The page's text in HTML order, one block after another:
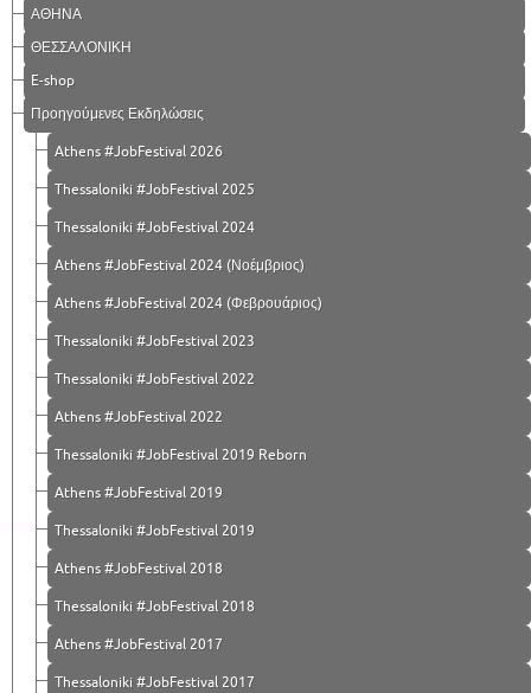
ΑΘΗΝΑ
ΘΕΣΣΑΛΟΝΙΚΗ
E-shop
Προηγούμενες Εκδηλώσεις
Athens #JobFestival 2026
Thessaloniki #JobFestival 2025
Thessaloniki #JobFestival 2024
Athens #JobFestival 2024 (Νοέμβριος)
Athens #JobFestival 2024 (Φεβρουάριος)
Thessaloniki #JobFestival 2023
Thessaloniki #JobFestival 2022
Athens #JobFestival 2022
Thessaloniki #JobFestival 2019 Reborn
Athens #JobFestival 2019
Thessaloniki #JobFestival 2019
Athens #JobFestival 2018
Thessaloniki #JobFestival 2018
Athens #JobFestival 2017
Τhessaloniki #JobFestival 2017